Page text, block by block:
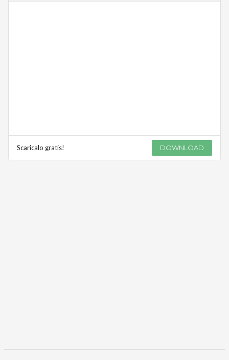
Scaricalo gratis! DOWNLOAD